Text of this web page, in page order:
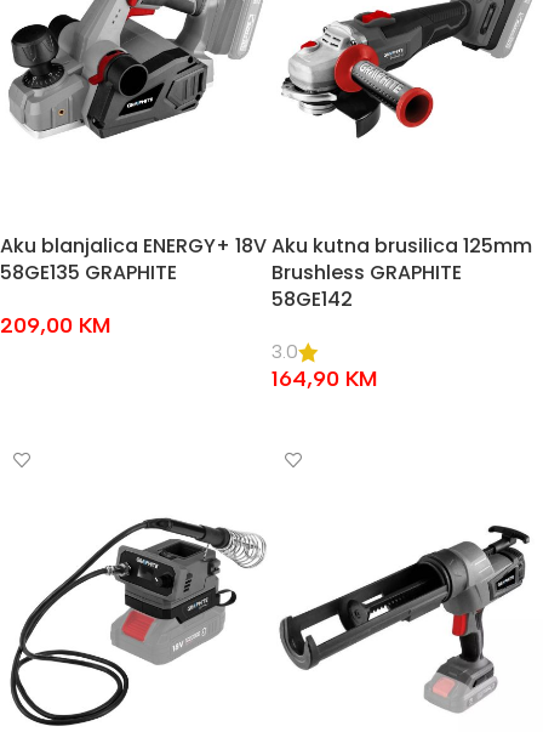
Aku blanjalica ENERGY+ 18V
58GE135 GRAPHITE
209,00 KM
Aku kutna brusilica 125mm
Brushless GRAPHITE
58GE142
3.0
164,90 KM